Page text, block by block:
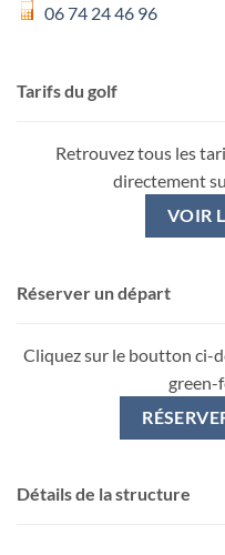
06 74 24 46 96
Tarifs du golf
Retrouvez tous les
directement
VOIR
Réserver un départ
Cliquez sur le boutton ci-
green-
Détails de la structure